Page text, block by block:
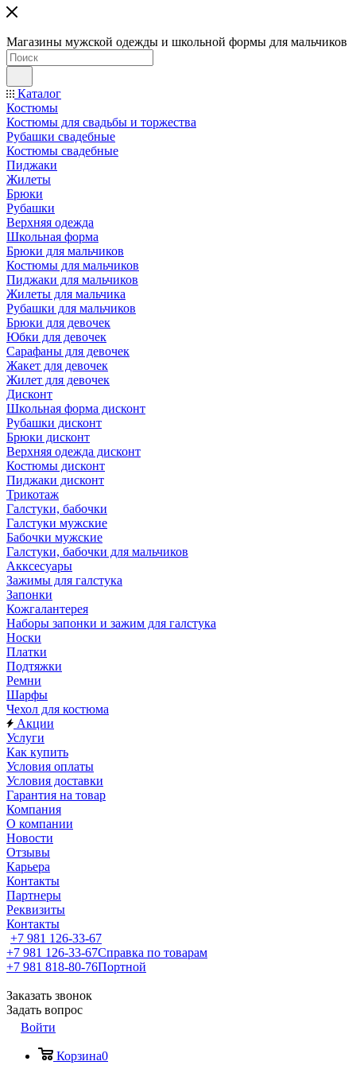
Магазины мужской одежды и школьной формы для мальчиков
Каталог
Костюмы
Костюмы для свадьбы и торжества
Рубашки свадебные
Костюмы свадебные
Пиджаки
Жилеты
Брюки
Рубашки
Верхняя одежда
Школьная форма
Брюки для мальчиков
Костюмы для мальчиков
Пиджаки для мальчиков
Жилеты для мальчика
Рубашки для мальчиков
Брюки для девочек
Юбки для девочек
Сарафаны для девочек
Жакет для девочек
Жилет для девочек
Дисконт
Школьная форма дисконт
Рубашки дисконт
Брюки дисконт
Верхняя одежда дисконт
Костюмы дисконт
Пиджаки дисконт
Трикотаж
Галстуки, бабочки
Галстуки мужские
Бабочки мужские
Галстуки, бабочки для мальчиков
Акксесуары
Зажимы для галстука
Запонки
Кожгалантерея
Наборы запонки и зажим для галстука
Носки
Платки
Подтяжки
Ремни
Шарфы
Чехол для костюма
Акции
Услуги
Как купить
Условия оплаты
Условия доставки
Гарантия на товар
Компания
О компании
Новости
Отзывы
Карьера
Контакты
Партнеры
Реквизиты
Контакты
+7 981 126-33-67
+7 981 126-33-67Справка по товарам
+7 981 818-80-76Портной
Заказать звонок
Задать вопрос
Войти
Корзина0